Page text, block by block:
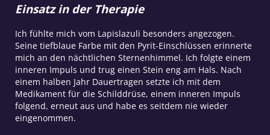
Einsatz in der Therapie
Ich fühlte mich vom Lapislazuli besonders angezogen.
Seine tiefblaue Farbe mit den Pyrit-Einschlüssen erinnerte
mich an den nächtlichen Sternenhimmel. Ich folgte einem
inneren Impuls und trug einen Stein eng am Hals. Nach
einem halben Jahr Dauertragen setzte ich mit dem
Medikament für die Schilddrüse, einem inneren Impuls
folgend, erneut aus und habe es seitdem nie wieder
eingenommen.